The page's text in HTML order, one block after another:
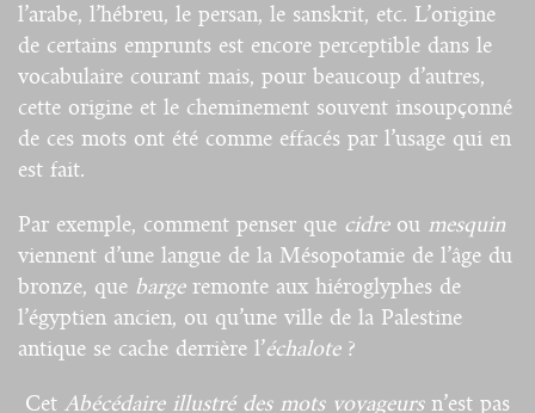
l’arabe, l’hébreu, le persan, le sanskrit, etc. L’origine
de certains emprunts est encore perceptible dans le
vocabulaire courant mais, pour beaucoup d’autres,
cette origine et le cheminement souvent insoupçonné
de ces mots ont été comme effacés par l’usage qui en
est fait.
Par exemple, comment penser que cidreou mesquin
viennent d’une langue de la Mésopotamie de l’âge du
bronze, que bargeremonte aux hiéroglyphes de
l’égyptien ancien, ou qu’une ville de la Palestine
antique se cache derrière l’échalote?
Cet Abécédaire illustré des mots voyageursn’est pas